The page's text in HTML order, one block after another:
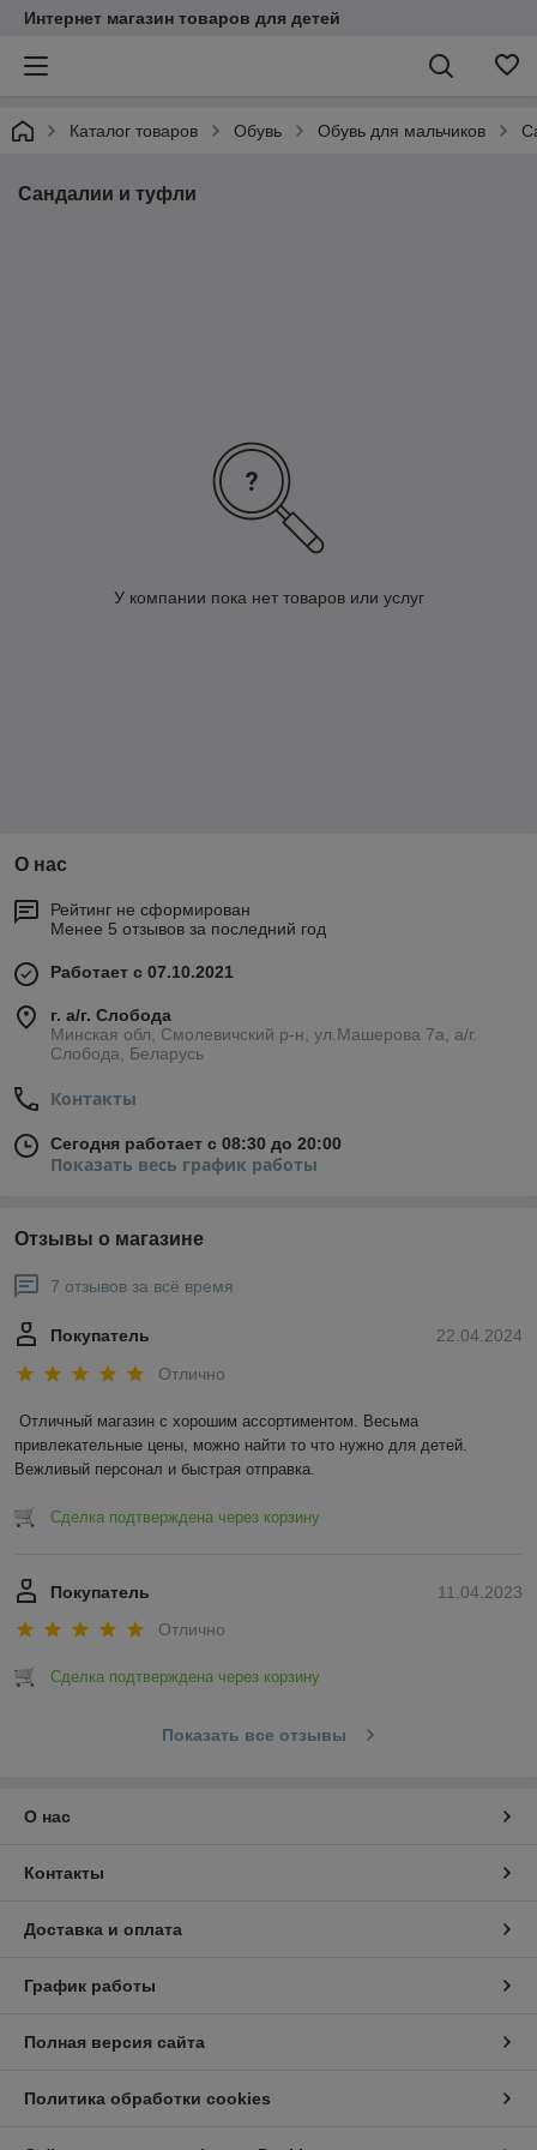
Интернет магазин товаров для детей
Каталог товаров Обувь Обувь для мальчиков
Сандалии и туфли
У компании пока нет товаров или услуг
О нас
Рейтинг не сформирован
Менее 5 отзывов за последний год
Работает с 07.10.2021
г. а/г. Слобода
Минская обл, Смолевичский р-н, ул.Машерова 7а, а/г.
Слобода, Беларусь
Контакты
Сегодня работает с 08:30 до 20:00
Показать весь график работы
Отзывы о магазине
7 отзывов за всё время
22.04.2024
Покупатель
Отлично
Отличный магазин с хорошим ассортиментом. Весьма
привлекательные цены, можно найти то что нужно для детей.
Вежливый персонал и быстрая отправка.
Сделка подтверждена через корзину
11.04.2023
Покупатель
Отлично
Сделка подтверждена через корзину
Показать все отзывы
О нас
Контакты
Доставка и оплата
График работы
Полная версия сайта
Политика обработки cookies